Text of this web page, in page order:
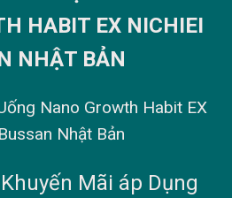
HABIT EX NICHIEI
NHẬT BẢN
Nano Growth Habit EX
Nhật Bản
Mãi áp Dụng